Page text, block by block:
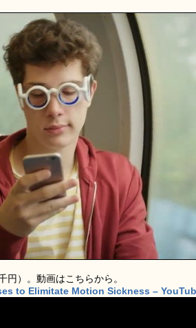
）。動画はこちらから。
to Elimitate Motion Sickness –